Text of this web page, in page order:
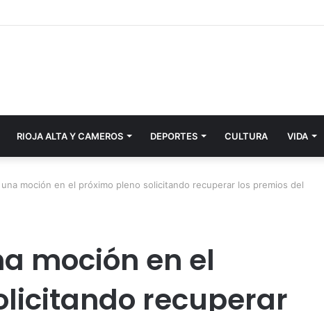
RIOJA ALTA Y CAMEROS DEPORTES CULTURA VIDA
moción en el próximo pleno solicitando recuperar los premios del
moción en el
recuperar